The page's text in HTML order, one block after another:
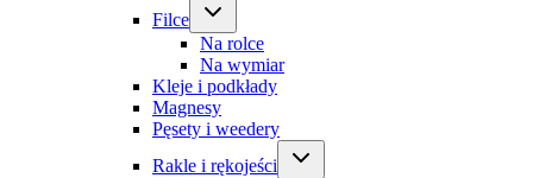
Filce
Na rolce
Na wymiar
Kleje i podkłady
Magnesy
Pęsety i weedery
Rakle i rękojeści